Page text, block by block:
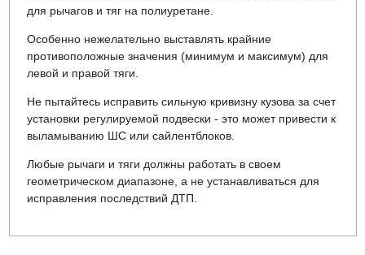
для рычагов и тяг на полиуретане.
Особенно нежелательно выставлять крайние
противоположные значения (минимум и максимум) для
левой и правой тяги.
Не пытайтесь исправить сильную кривизну кузова за счет
установки регулируемой подвески - это может привести к
выламыванию ШС или сайлентблоков.
Любые рычаги и тяги должны работать в своем
геометрическом диапазоне, а не устанавливаться для
исправления последствий ДТП.